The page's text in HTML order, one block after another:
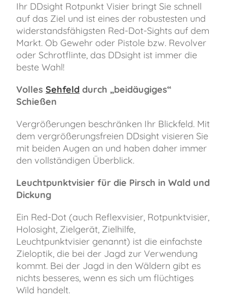
Ihr DDsight Rotpunkt Visier bringt Sie schnell
auf das Ziel und ist eines der robustesten und
widerstandsfähigsten Red-Dot-Sights auf dem
Markt. Ob Gewehr oder Pistole bzw. Revolver
oder Schrotflinte, das DDsight ist immer die
beste Wahl!
Volles Sehfeld durch „beidäugiges“
Schießen
Vergrößerungen beschränken Ihr Blickfeld. Mit
dem vergrößerungsfreien DDsight visieren Sie
mit beiden Augen an und haben daher immer
den vollständigen Überblick.
Leuchtpunktvisier für die Pirsch in Wald und
Dickung
Ein Red-Dot (auch Reflexvisier, Rotpunktvisier,
Holosight, Zielgerät, Zielhilfe,
Leuchtpunktvisier genannt) ist die einfachste
Zieloptik, die bei der Jagd zur Verwendung
kommt. Bei der Jagd in den Wäldern gibt es
nichts besseres, wenn es sich um flüchtiges
Wild handelt.